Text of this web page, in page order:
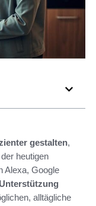
gestalten,
heutigen
Alexa, Google
alltägliche